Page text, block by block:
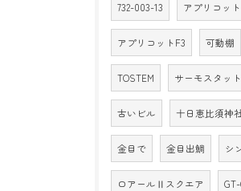
732-003-13 アプリコット
アプリコットF3 可動棚
TOSTEM サーモスタッ
古いビル 十日恵比須神
金目で 金目出鯛 シ
ロアールⅡスクエア GT-